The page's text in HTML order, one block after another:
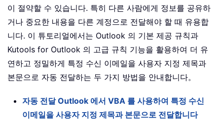
이 절약할 수 있습니다. 특히 다른 사람에게 정보를 공유하
거나 중요한 내용을 다른 계정으로 전달해야 할 때 유용합
니다. 이 튜토리얼에서는 Outlook 의 기본 제공 규칙과
Kutools for Outlook 의 고급 규칙 기능을 활용하여 더 유
연하고 정밀하게 특정 수신 이메일을 사용자 지정 제목과
본문으로 자동 전달하는 두 가지 방법을 안내합니다。
자동 전달 Outlook 에서 VBA 를 사용하여 특정 수신
이메일을 사용자 지정 제목과 본문으로 전달합니다